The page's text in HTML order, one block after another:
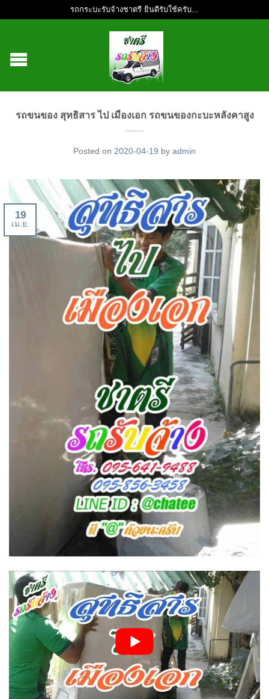
รถกระบะรับจ้างชาตรี ยินดีรับใช้ครับ...
รถขนของ สุทธิสาร ไป เมืองเอก รถขนของกะบะหลังคาสูง
Posted on 2020-04-19 by admin
19
เม.ย.